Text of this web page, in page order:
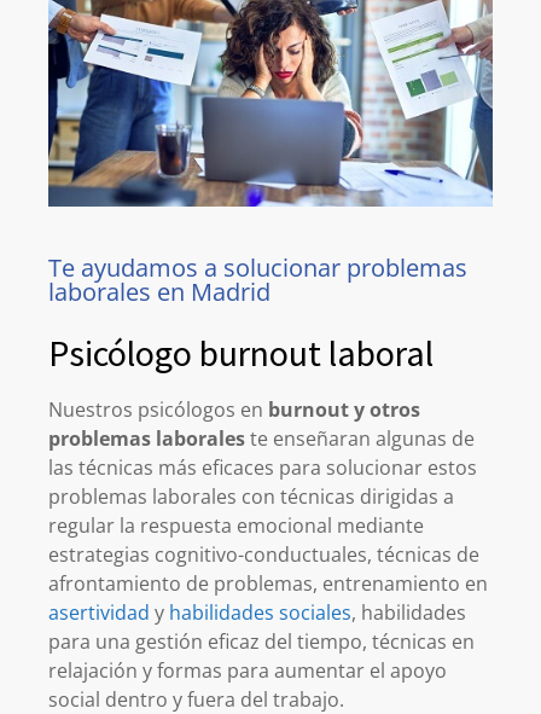
Te ayudamos a solucionar problemas
laborales en Madrid
Psicólogo burnout laboral
Nuestros psicólogos en burnout y otros
problemas laboraleste enseñaran algunas de
las técnicas más eficaces para solucionar estos
problemas laborales con técnicas dirigidas a
regular la respuesta emocional mediante
estrategias cognitivo-conductuales, técnicas de
afrontamiento de problemas, entrenamiento en
asertividad y habilidades sociales, habilidades
para una gestión eficaz del tiempo, técnicas en
relajación y formas para aumentar el apoyo
social dentro y fuera del trabajo.